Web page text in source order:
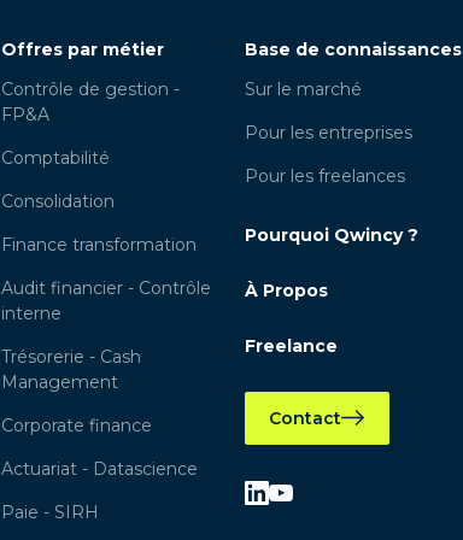
Offres par métier
Contrôle de gestion -
FP&A
Comptabilité
Consolidation
Finance transformation
Audit financier - Contrôle
interne
Trésorerie - Cash
Management
Corporate finance
Actuariat - Datascience
Paie - SIRH
Base de connaissances
Sur le marché
Pour les entreprises
Pour les freelances
Pourquoi Qwincy ?
À Propos
Freelance
Contact